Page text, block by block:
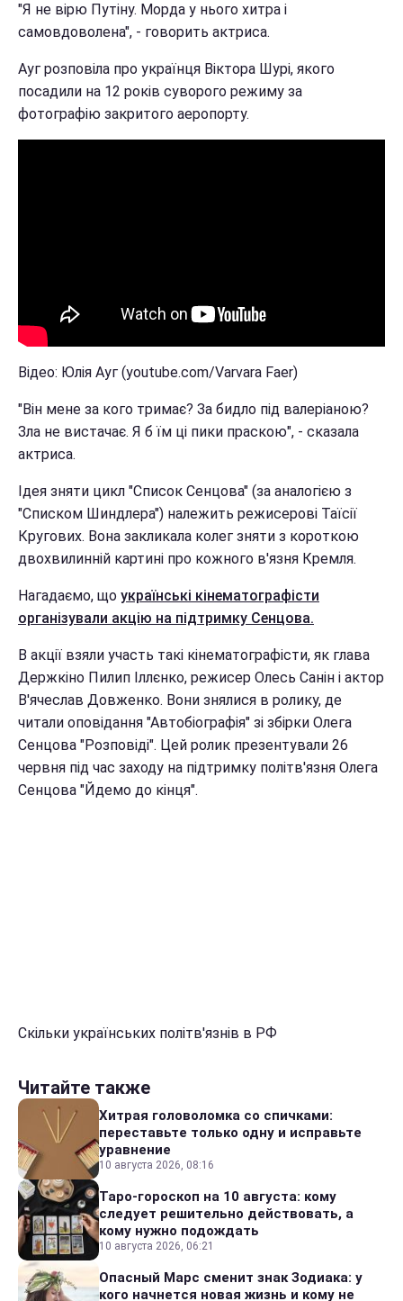
"Я не вірю Путіну. Морда у нього хитра і
самовдоволена", - говорить актриса.
Ауг розповіла про українця Віктора Шурі, якого
посадили на 12 років суворого режиму за
фотографію закритого аеропорту.
Відео: Юлія Ауг (youtube.com/Varvara Faer)
"Він мене за кого тримає? За бидло під валеріаною?
Зла не вистачає. Я б їм ці пики праскою", - сказала
актриса.
Ідея зняти цикл "Список Сенцова" (за аналогією з
"Списком Шиндлера") належить режисерові Таїсії
Кругових. Вона закликала колег зняти з короткою
двохвилинній картині про кожного в'язня Кремля.
Нагадаємо, що українські кінематографісти
організували акцію на підтримку Сенцова.
В акції взяли участь такі кінематографісти, як глава
Держкіно Пилип Іллєнко, режисер Олесь Санін і актор
В'ячеслав Довженко. Вони знялися в ролику, де
читали оповідання "Автобіографія" зі збірки Олега
Сенцова "Розповіді". Цей ролик презентували 26
червня під час заходу на підтримку політв'язня Олега
Сенцова "Йдемо до кінця".
Скільки українських політв'язнів в РФ
Читайте также
Хитрая головоломка со спичками:
переставьте только одну и исправьте
уравнение
10 августа 2026, 08:16
Таро-гороскоп на 10 августа: кому
следует решительно действовать, а
кому нужно подождать
10 августа 2026, 06:21
Опасный Марс сменит знак Зодиака: у
кого начнется новая жизнь и кому не